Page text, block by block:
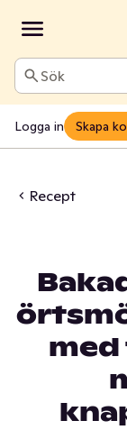
Sök
Logga in Skapa
Recept